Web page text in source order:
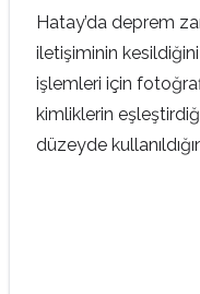
Hatay’da deprem
iletişiminin
işlemleri için
kimliklerin
düzeyde